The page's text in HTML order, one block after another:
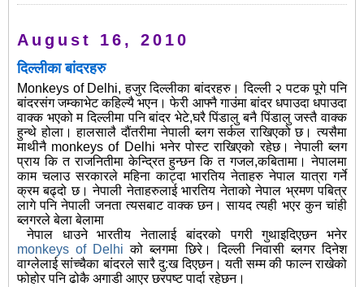
August 16, 2010
दिल्लीका बांदरहरु
Monkeys of Delhi, हजुर दिल्लीका बांदरहरु। दिल्ली २ पटक पूगे पनि
बांदरसंग जम्काभेट कहिल्यै भएन। फेरी आफ्नै गाउंमा बांदर धपाउदा धपाउदा
वाक्क भएको म दिल्लीमा पनि बांदर भेटे,घरै पिंडालु बनै पिंडालु जस्तै वाक्क
हुन्थे होला। हालसालै दौंतरीमा नेपाली ब्लग सर्कल राखिएको छ। त्यसैमा
माथीनै monkeys of Delhi भनेर पोस्ट राखिएको रहेछ। नेपाली ब्लग
प्राय कि त राजनितीमा केन्द्रित हुन्छन कि त गजल,कबितामा। नेपालमा
काम चलाउ सरकारले महिना काट्दा भारतिय नेताहरु नेपाल यात्रा गर्ने
क्रम बढ्दो छ। नेपाली नेताहरुलाई भारतिय नेताको नेपाल भ्रमण पबित्र
लागे पनि नेपाली जनता त्यसबाट वाक्क छन। सायद त्यही भएर कुन चांही
ब्लगरले बेला बेलामा
नेपाल धाउने भारतीय नेतालाई बांदरको पगरी गुथाइदिएछन भनेर
monkeys of Delhi को ब्लगमा छिरे। दिल्ली निवासी ब्लगर दिनेश
वाग्लेलाई सांच्चैका बांदरले सारै दु:ख दिएछन। यती सम्म की फाल्न राखेको
फोहोर पनि ढोकै अगाडी आएर छरपष्ट पार्दा रहेछन।